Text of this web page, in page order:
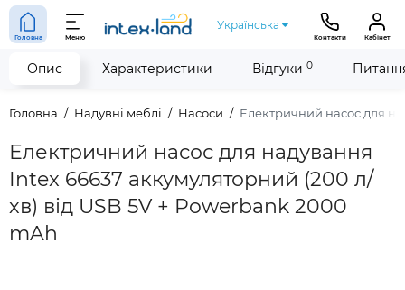
Головна Меню
Українська
Контакти Кабінет
Головна Надувні меблі Насоси Електричний насос для
Електричний насос для надування
Intex 66637 аккумуляторний (200 л/
хв) від USB 5V + Powerbank 2000
mAh
Опис Характеристики Відгуки 0